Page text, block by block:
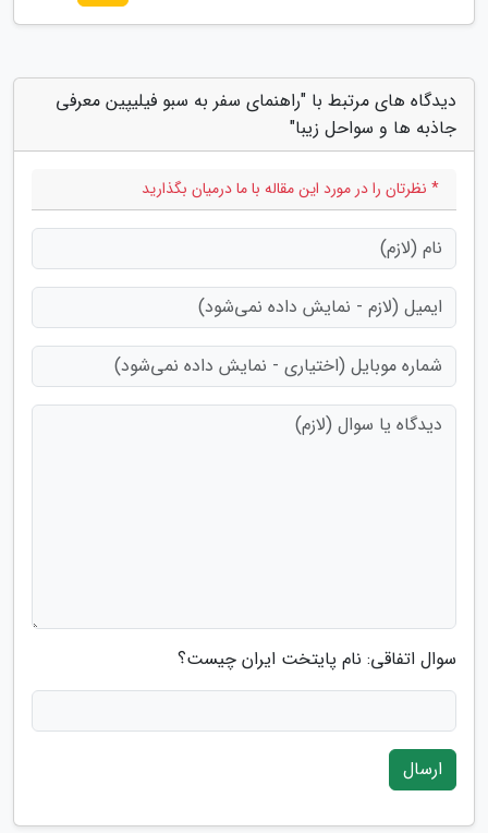
دیدگاه های مرتبط با "راهنمای سفر به سبو فیلیپین معرفی
جاذبه ها و سواحل زیبا"
* نظرتان را در مورد این مقاله با ما درمیان بگذارید
سوال اتفاقی: نام پایتخت ایران چیست؟
ارسال